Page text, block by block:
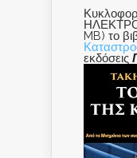
MB) το
εκδόσεις